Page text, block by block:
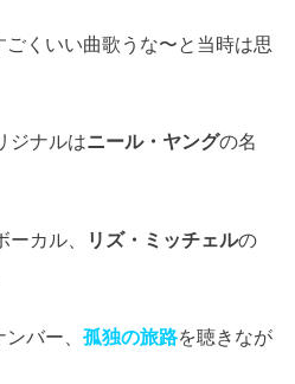
くいい曲歌うな〜と当時は思
ジナルはニール・ヤングの名
カル、 リズ・ミッチェルの
ンバー、孤独の旅路を聴きなが